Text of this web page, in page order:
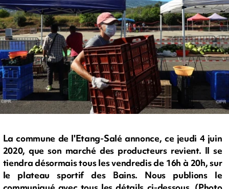
La commune de l'Etang-Salé annonce, ce jeudi 4 juin
2020, que son marché des producteurs revient. Il se
tiendra désormais tous les vendredis de 16h à 20h, sur
le plateau sportif des Bains. Nous publions le